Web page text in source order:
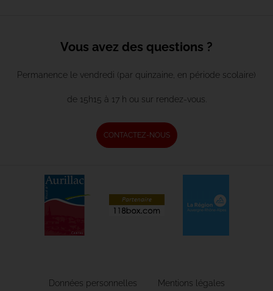
Vous avez des questions ?
Permanence le vendredi (par quinzaine, en période scolaire)
de 15h15 à 17 h ou sur rendez-vous.
CONTACTEZ-NOUS
Données personnelles Mentions légales